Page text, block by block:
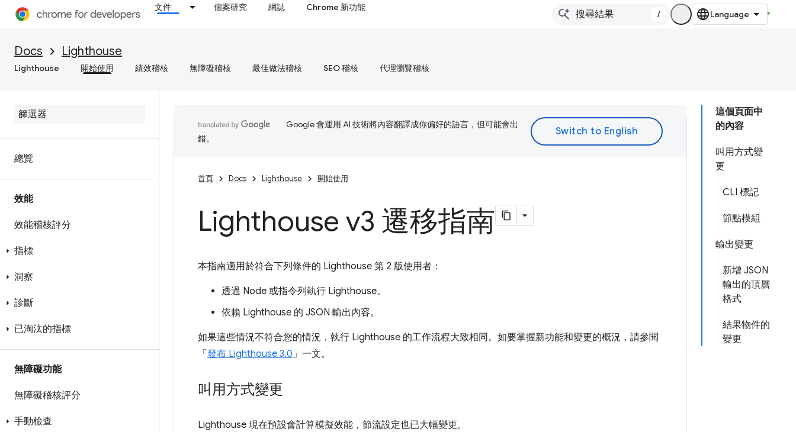
文件 個案研究 網誌 Chrome 新功能
/
Docs Lighthouse
Lighthouse 開始使用 績效稽核 無障礙稽核 最佳做法稽核 SEO 稽核 代理瀏覽稽核
總覽
效能
效能稽核評分
指標
洞察
診斷
已淘汰的指標
無障礙功能
無障礙稽核評分
手動檢查
這個頁面中
的內容
叫用方式變
更
CLI 標記
節點模組
輸出變更
新增 JSON
輸出的頂層
格式
結果物件的
變更
Google 會運用 AI 技術將內容翻譯成你偏好的語言，但可能會出
錯。
首頁 Docs Lighthouse 開始使用
Lighthouse v3 遷移指南
本指南適用於符合下列條件的 Lighthouse 第 2 版使用者：
透過 Node 或指令列執行 Lighthouse。
依賴 Lighthouse 的 JSON 輸出內容。
如果這些情況不符合您的情況，執行 Lighthouse 的工作流程大致相同。如要掌握新功能和變更的概況，請參閱
「 發布 Lighthouse 3.0」一文。
叫用方式變更
Lighthouse 現在預設會計算模擬效能，節流設定也已大幅變更。